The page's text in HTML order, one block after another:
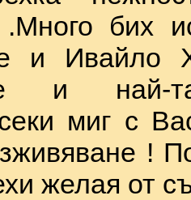
.Много бих
и Ивайло
и най-
миг с
!
желая от